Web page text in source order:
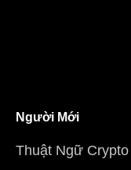
Người Mới
Thuật Ngữ Crypto